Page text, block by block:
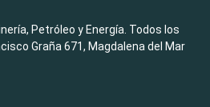
Petróleo y Energía. Todos los
Graña 671, Magdalena del Mar